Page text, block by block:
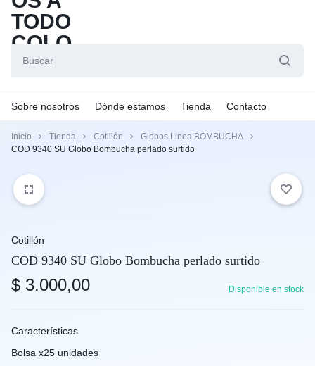
Sobre nosotros Dónde estamos Tienda Contacto
Inicio Tienda Cotillón
Globos Linea BOMBUCHA
COD 9340 SU Globo Bombucha perlado surtido
Cotillón
COD 9340 SU Globo Bombucha perlado surtido
$ 3.000,00 Disponible en stock
Características
Bolsa x25 unidades